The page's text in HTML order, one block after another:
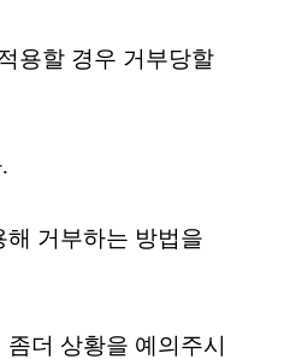
용할 경우 거부당할
거부하는 방법을
더 상황을 예의주시